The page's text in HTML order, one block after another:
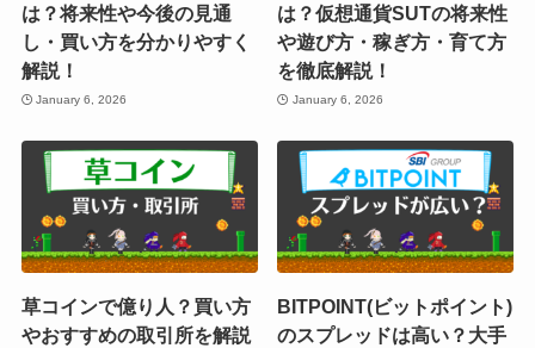
は？将来性や今後の見通
し・買い方を分かりやすく
解説！
January 6, 2026
は？仮想通貨SUTの将来性
や遊び方・稼ぎ方・育て方
を徹底解説！
January 6, 2026
草コインで億り人？買い方
やおすすめの取引所を解説
BITPOINT(ビットポイント)
のスプレッドは高い？大手